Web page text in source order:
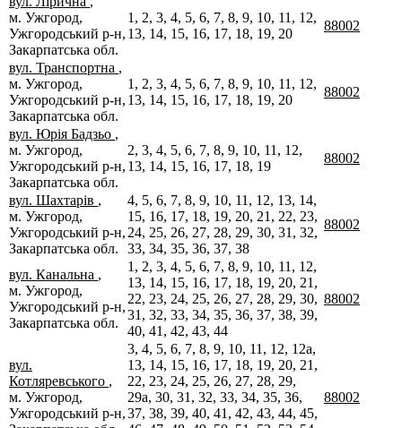
м. Ужгород,
Ужгородський р-н,
Закарпатська обл.
1, 2, 3, 4, 5, 6, 7, 8, 9, 10, 11, 12,
13, 14, 15, 16, 17, 18, 19, 20
88002
вул. Транспортна ,
м. Ужгород,
Ужгородський р-н,
Закарпатська обл.
1, 2, 3, 4, 5, 6, 7, 8, 9, 10, 11, 12,
13, 14, 15, 16, 17, 18, 19, 20
88002
вул. Юрія Бадзьо ,
м. Ужгород,
Ужгородський р-н,
Закарпатська обл.
2, 3, 4, 5, 6, 7, 8, 9, 10, 11, 12,
13, 14, 15, 16, 17, 18, 19
88002
вул. Шахтарів ,
м. Ужгород,
Ужгородський р-н,
Закарпатська обл.
4, 5, 6, 7, 8, 9, 10, 11, 12, 13, 14,
15, 16, 17, 18, 19, 20, 21, 22, 23,
24, 25, 26, 27, 28, 29, 30, 31, 32,
33, 34, 35, 36, 37, 38
88002
вул. Канальна ,
м. Ужгород,
Ужгородський р-н,
Закарпатська обл.
1, 2, 3, 4, 5, 6, 7, 8, 9, 10, 11, 12,
13, 14, 15, 16, 17, 18, 19, 20, 21,
22, 23, 24, 25, 26, 27, 28, 29, 30,
31, 32, 33, 34, 35, 36, 37, 38, 39,
40, 41, 42, 43, 44
88002
вул.
Котляревського ,
м. Ужгород,
Ужгородський р-н,
3, 4, 5, 6, 7, 8, 9, 10, 11, 12, 12а,
13, 14, 15, 16, 17, 18, 19, 20, 21,
22, 23, 24, 25, 26, 27, 28, 29,
29а, 30, 31, 32, 33, 34, 35, 36,
37, 38, 39, 40, 41, 42, 43, 44, 45,
88002